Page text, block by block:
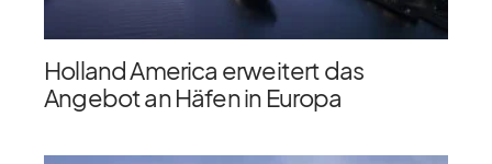
Holland America erweitert das
Angebot an Häfen in Europa